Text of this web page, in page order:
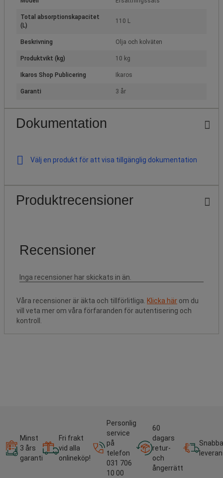
Total absorptionskapacitet
(L)
110 L
Beskrivning Olja och kolväten
Produktvikt (kg) 10 kg
Ikaros Shop Publicering Ikaros
Garanti 3 år
Dokumentation
Välj en produkt för att visa tillgänglig dokumentation
Produktrecensioner
Våra recensioner är äkta och tillförlitliga. Klicka här om du
vill veta mer om våra förfaranden för autentisering och
kontroll.
Minst
3 års
garanti
Fri frakt
vid alla
onlineköp!
Personlig
service
på
telefon
031 706
10 00
60
dagars
retur-
och
ångerrätt
Snabba